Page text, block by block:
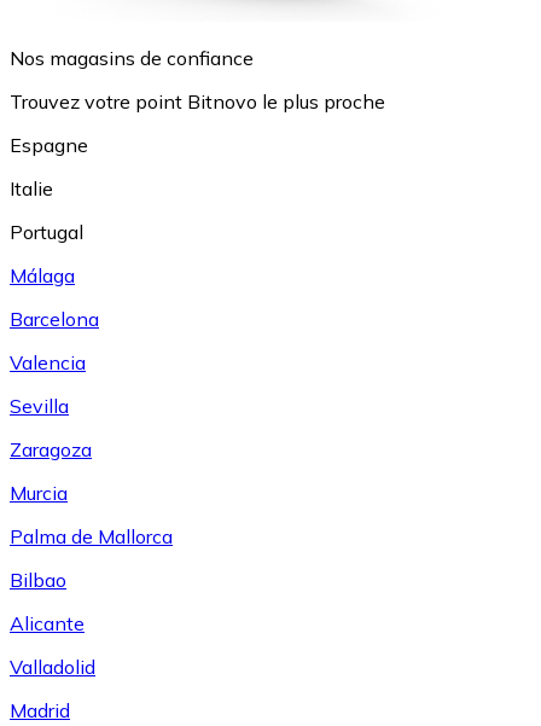
Nos magasins de confiance
Trouvez votre point Bitnovo le plus proche
Espagne
Italie
Portugal
Málaga
Barcelona
Valencia
Sevilla
Zaragoza
Murcia
Palma de Mallorca
Bilbao
Alicante
Valladolid
Madrid